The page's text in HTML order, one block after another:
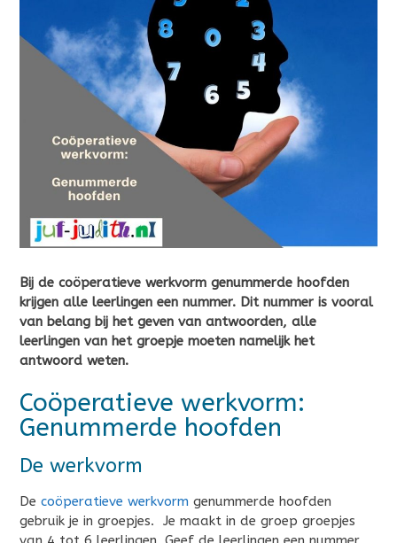
Bij de coöperatieve werkvorm genummerde hoofden
krijgen alle leerlingen een nummer. Dit nummer is vooral
van belang bij het geven van antwoorden, alle
leerlingen van het groepje moeten namelijk het
antwoord weten.
Coöperatieve werkvorm:
Genummerde hoofden
De werkvorm
De coöperatieve werkvorm genummerde hoofden
gebruik je in groepjes. Je maakt in de groep groepjes